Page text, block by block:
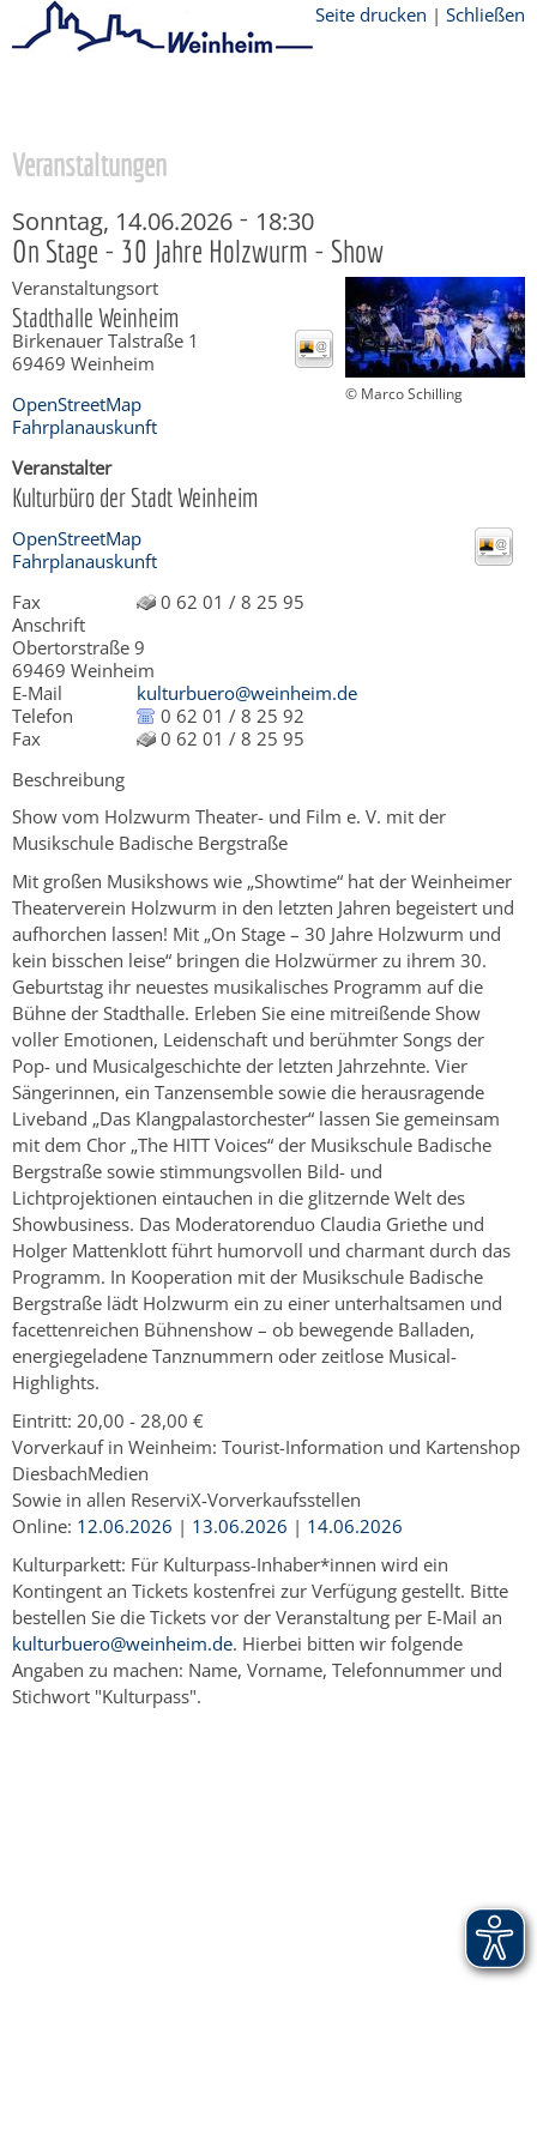
Seite drucken | Schließen
Veranstaltungen
Sonntag, 14.06.2026 - 18:30
On Stage - 30 Jahre Holzwurm - Show
© Marco Schilling
Veranstaltungsort
Stadthalle Weinheim
Birkenauer Talstraße 1
69469 Weinheim
OpenStreetMap
Fahrplanauskunft
Veranstalter
Kulturbüro der Stadt Weinheim
OpenStreetMap
Fahrplanauskunft
Fax
0 62 01 / 8 25 95
Anschrift
Obertorstraße 9
69469 Weinheim
E-Mail
kulturbuero@weinheim.de
Telefon
0 62 01 / 8 25 92
Fax
0 62 01 / 8 25 95
Beschreibung
Show vom Holzwurm Theater- und Film e. V. mit der
Musikschule Badische Bergstraße
Mit großen Musikshows wie „Showtime“ hat der Weinheimer
Theaterverein Holzwurm in den letzten Jahren begeistert und
aufhorchen lassen! Mit „On Stage – 30 Jahre Holzwurm und
kein bisschen leise“ bringen die Holzwürmer zu ihrem 30.
Geburtstag ihr neuestes musikalisches Programm auf die
Bühne der Stadthalle. Erleben Sie eine mitreißende Show
voller Emotionen, Leidenschaft und berühmter Songs der
Pop- und Musicalgeschichte der letzten Jahrzehnte. Vier
Sängerinnen, ein Tanzensemble sowie die herausragende
Liveband „Das Klangpalastorchester“ lassen Sie gemeinsam
mit dem Chor „The HITT Voices“ der Musikschule Badische
Bergstraße sowie stimmungsvollen Bild- und
Lichtprojektionen eintauchen in die glitzernde Welt des
Showbusiness. Das Moderatorenduo Claudia Griethe und
Holger Mattenklott führt humorvoll und charmant durch das
Programm. In Kooperation mit der Musikschule Badische
Bergstraße lädt Holzwurm ein zu einer unterhaltsamen und
facettenreichen Bühnenshow – ob bewegende Balladen,
energiegeladene Tanznummern oder zeitlose Musical-
Highlights.
Eintritt: 20,00 - 28,00 €
Vorverkauf in Weinheim: Tourist-Information und Kartenshop
DiesbachMedien
Sowie in allen ReserviX-Vorverkaufsstellen
Online: 12.06.2026 | 13.06.2026 | 14.06.2026
Kulturparkett: Für Kulturpass-Inhaber*innen wird ein
Kontingent an Tickets kostenfrei zur Verfügung gestellt. Bitte
bestellen Sie die Tickets vor der Veranstaltung per E-Mail an
kulturbuero@weinheim.de. Hierbei bitten wir folgende
Angaben zu machen: Name, Vorname, Telefonnummer und
Stichwort "Kulturpass".